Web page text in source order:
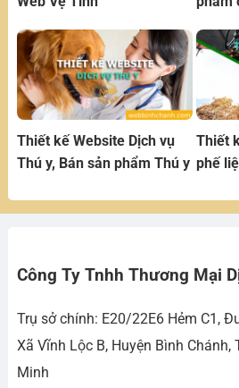
Thiết kế Website Dịch vụ
Thú y, Bán sản phẩm Thú y
Thiết
phế
Công Ty Tnhh Thương Mại
Trụ sở chính: E20/22E6 Hẻm C1,
Xã Vĩnh Lộc B, Huyện Bình Chánh,
Minh